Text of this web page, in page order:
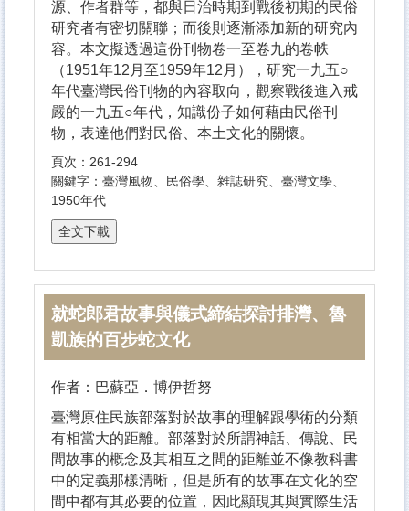
源、作者群等，都與日治時期到戰後初期的民俗
研究者有密切關聯；而後則逐漸添加新的研究內
容。本文擬透過這份刊物卷一至卷九的卷帙
（1951年12月至1959年12月），研究一九五○
年代臺灣民俗刊物的內容取向，觀察戰後進入戒
嚴的一九五○年代，知識份子如何藉由民俗刊
物，表達他們對民俗、本土文化的關懷。
頁次：261-294
關鍵字：臺灣風物、
民俗學、雜誌研究、臺灣文學、
1950年代
就蛇郎君故事與儀式締結探討排灣、魯
凱族的百步蛇文化
作者：巴蘇亞．博伊哲努
臺灣原住民族部落對於故事的理解跟學術的分類
有相當大的距離。部落對於所謂神話、傳說、民
間故事的概念及其相互之間的距離並不像教科書
中的定義那樣清晰，但是所有的故事在文化的空
間中都有其必要的位置，因此顯現其與實際生活